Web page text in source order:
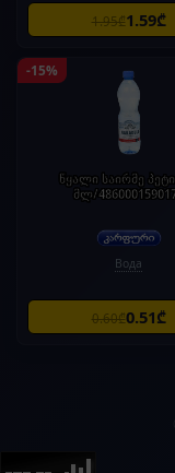
1.95₾1.59₾
-15%
წყალი საირმე
მლ/
Вода
0.60₾0.51₾